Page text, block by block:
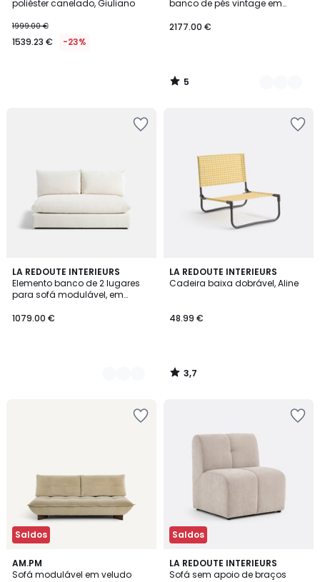
poliéster canelado, Giuliano
1999.00 €
1539.23 € -23%
banco de pés vintage em
2177.00 €
5
5
/
LA REDOUTE INTERIEURS
Elemento banco de 2 lugares
para sofá modulável, em
1079.00 €
5
Cores
LA REDOUTE INTERIEURS
Cadeira baixa dobrável, Aline
48.99 €
3,7
/ 5
3,7
/
Saldos
AM.PM
Sofá modulável em veludo
3
Cores
Saldos
LA REDOUTE INTERIEURS
Sofá sem apoio de braços
6
Cores